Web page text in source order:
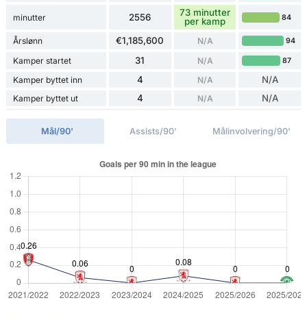
minutter 2556
73 minutter
per kamp
84
Årslønn €1,185,600 N/A 94
Kamper startet 31 N/A 87
Kamper byttet inn 4 N/A N/A
Kamper byttet ut 4 N/A N/A
Mål/90' Assists/90' Målinvolvering/90'